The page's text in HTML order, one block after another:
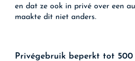
en dat ze ook in privé over een
maakte dit niet anders.
Privégebruik beperkt tot 500